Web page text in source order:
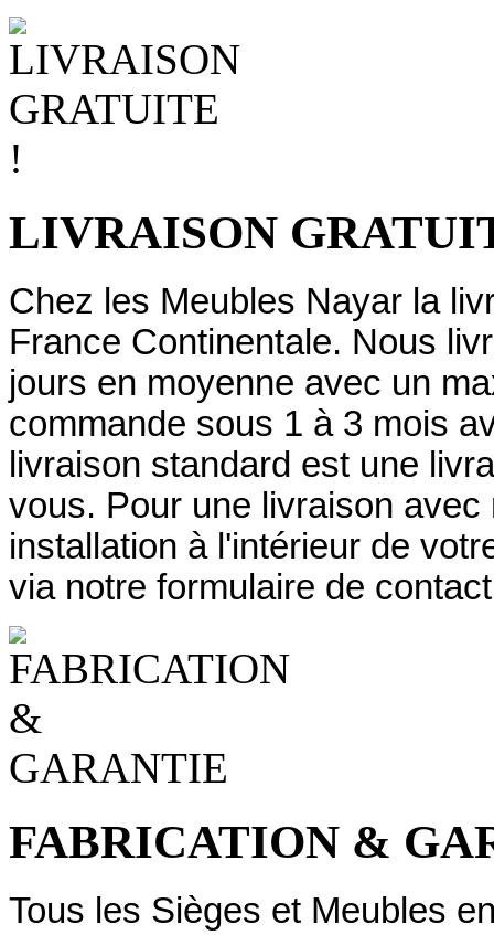
LIVRAISON
Chez les Meubles Nayar la
France Continentale. Nous
jours en moyenne avec un
commande sous 1 à 3 mois
livraison standard est une
vous. Pour une livraison
installation à l'intérieur de
via notre formulaire de
FABRICATION &
Tous les Sièges et Meubles